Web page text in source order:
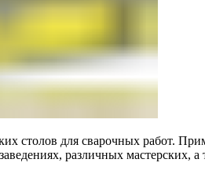
столов для сварочных работ.
различных мастерских, а